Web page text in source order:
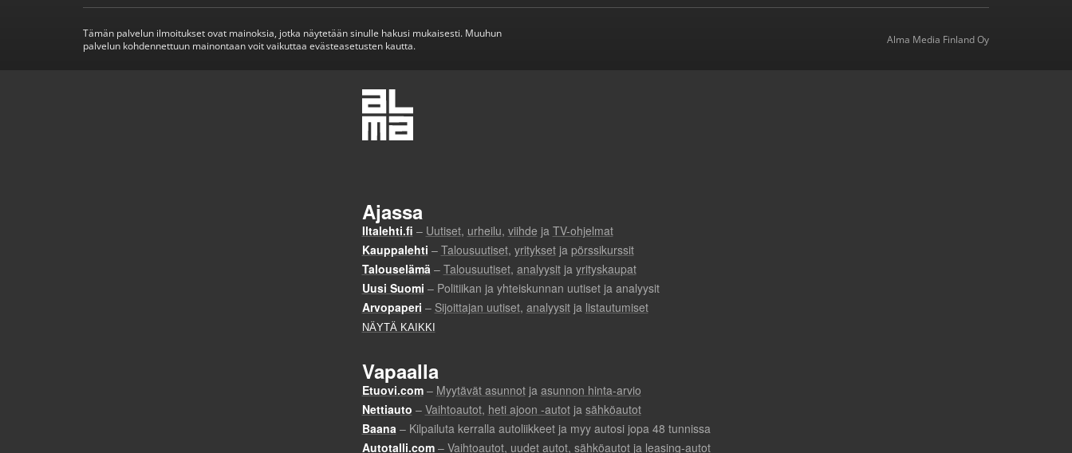
Tämän palvelun ilmoitukset ovat mainoksia, jotka näytetään sinulle hakusi mukaisesti. Muuhun
palvelun kohdennettuun mainontaan voit vaikuttaa evästeasetusten kautta.
Alma Media Finland Oy